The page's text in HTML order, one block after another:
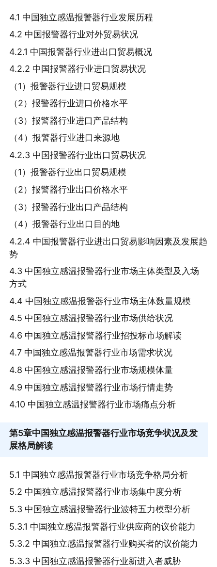
4.1 中国独立感温报警器行业发展历程
4.2 中国报警器行业对外贸易状况
4.2.1 中国报警器行业进出口贸易概况
4.2.2 中国报警器行业进口贸易状况
（1）报警器行业进口贸易规模
（2）报警器行业进口价格水平
（3）报警器行业进口产品结构
（4）报警器行业进口来源地
4.2.3 中国报警器行业出口贸易状况
（1）报警器行业出口贸易规模
（2）报警器行业出口价格水平
（3）报警器行业出口产品结构
（4）报警器行业出口目的地
4.2.4 中国报警器行业进出口贸易影响因素及发展趋
势
4.3 中国独立感温报警器行业市场主体类型及入场
方式
4.4 中国独立感温报警器行业市场主体数量规模
4.5 中国独立感温报警器行业市场供给状况
4.6 中国独立感温报警器行业招投标市场解读
4.7 中国独立感温报警器行业市场需求状况
4.8 中国独立感温报警器行业市场规模体量
4.9 中国独立感温报警器行业市场行情走势
4.10 中国独立感温报警器行业市场痛点分析
第5章中国独立感温报警器行业市场竞争状况及发
展格局解读
5.1 中国独立感温报警器行业市场竞争格局分析
5.2 中国独立感温报警器行业市场集中度分析
5.3 中国独立感温报警器行业波特五力模型分析
5.3.1 中国独立感温报警器行业供应商的议价能力
5.3.2 中国独立感温报警器行业购买者的议价能力
5.3.3 中国独立感温报警器行业新进入者威胁